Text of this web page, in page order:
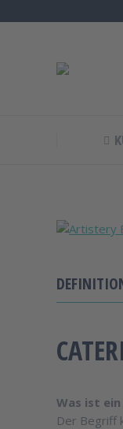
Was ist
Der Begriff